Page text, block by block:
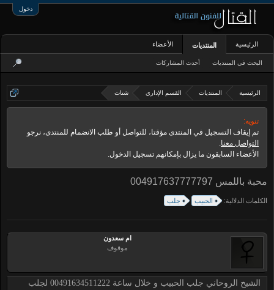
دخول
الرئيسية المنتديات القسم الإداري شتات
تنويه:
تم إيقاف التسجيل في المنتدى مؤقتا، للتواصل أو طلب الانضمام للمنتدى، نرجو
التواصل معنا.
الأعضاء السابقون ما يزال بإمكانهم تسجيل الدخول.
محبة باللمس 004917637777797
الكلمات الدلالية: الحبيب جلب
ام سعدون
موقوف
الشيخ الروحاني جلب الحبيب و خلال ساعة 00491634511222 لجلب
الرئيسية المنتديات
البحث في المنتديات أحدث المشاركات
الأعضاء